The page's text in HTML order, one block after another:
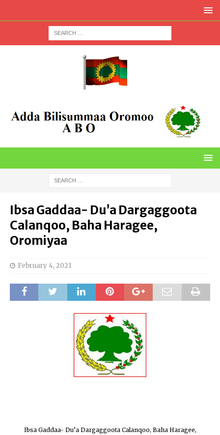
Ibsa Gaddaa- Du’a Dargaggoota
Calanqoo, Baha Haragee,
Oromiyaa
February 4, 2021
Ibsa Gaddaa- Du’a Dargaggoota Calanqoo, Baha Haragee,